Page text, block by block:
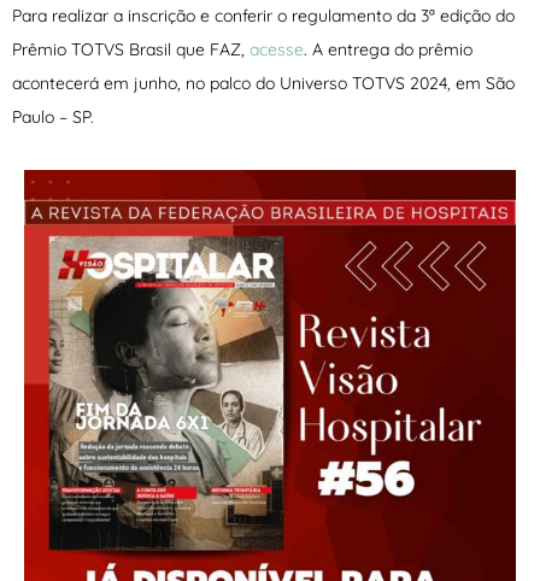
Para realizar a inscrição e conferir o regulamento da 3ª edição do
Prêmio TOTVS Brasil que FAZ, acesse. A entrega do prêmio
acontecerá em junho, no palco do Universo TOTVS 2024, em São
Paulo – SP.